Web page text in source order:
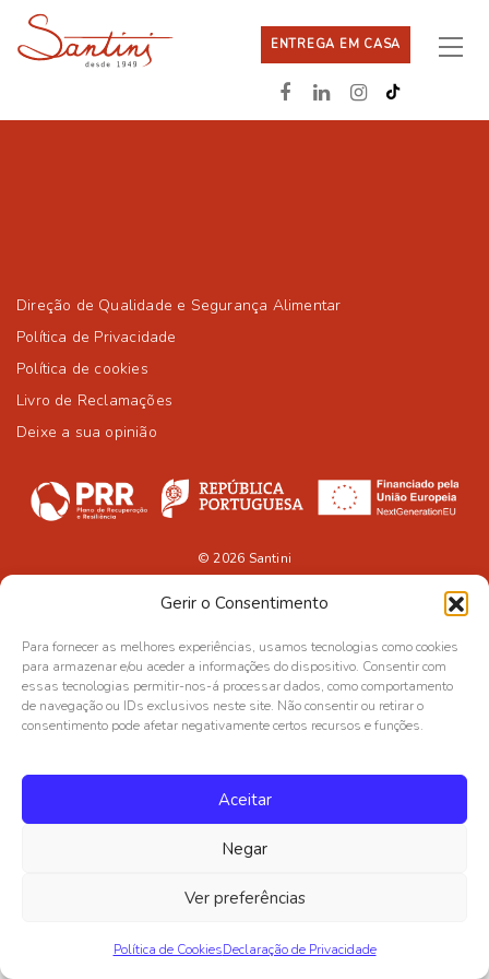
Gerir o Consentimento
Para fornecer as melhores experiências, usamos tecnologias como cookies
para armazenar e/ou aceder a informações do dispositivo. Consentir com
essas tecnologias permitir-nos-á processar dados, como comportamento
de navegação ou IDs exclusivos neste site. Não consentir ou retirar o
consentimento pode afetar negativamente certos recursos e funções.
Aceitar
Negar
Ver preferências
Política de CookiesDeclaração de Privacidade
ENTREGA EM CASA
Direção de Qualidade e Segurança Alimentar
Política de Privacidade
Política de cookies
Livro de Reclamações
Deixe a sua opinião
© 2026 Santini